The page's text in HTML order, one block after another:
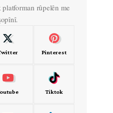
rûpelên me
Pinterest
Tiktok